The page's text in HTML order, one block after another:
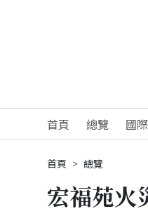
首頁 總覽 國際
首頁 總覽
宏福苑火